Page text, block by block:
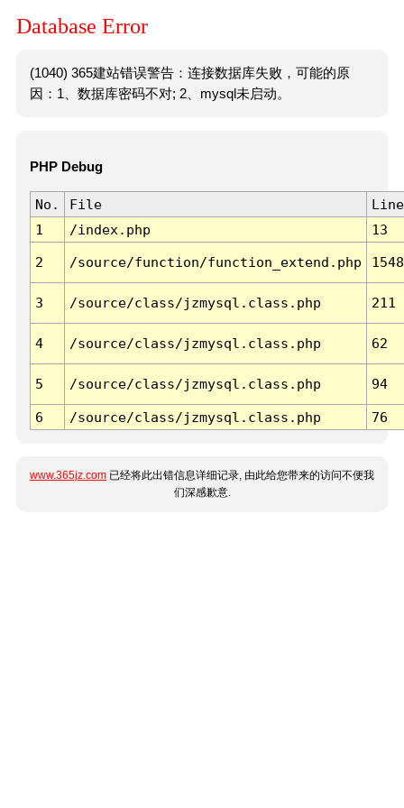
Database Error
(1040) 365建站错误警告：连接数据库失败，可能的原
因：1、数据库密码不对; 2、mysql未启动。
PHP Debug
No. File
Line
1
/index.php 13
2 /source/function/function_extend.php 1548
3 /source/class/jzmysql.class.php 211
4 /source/class/jzmysql.class.php 62
5 /source/class/jzmysql.class.php 94
6 /source/class/jzmysql.class.php 76
www.365jz.com 已经将此出错信息详细记录, 由此给您带来的访问不便我
们深感歉意.